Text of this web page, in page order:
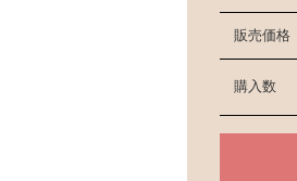
販売価格
購入数